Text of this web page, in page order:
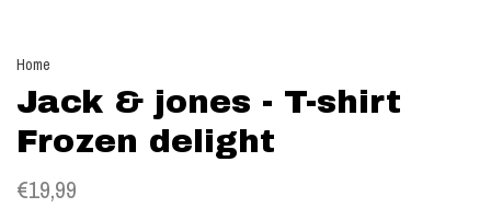
Home
Jack & jones - T-shirt
Frozen delight
€19,99